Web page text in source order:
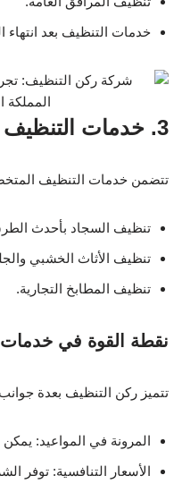
خدمات التنظيف بعد انتهاء
3. خدمات التنظيف المتخصص
تتضمن خدمات التنظيف
تنظيف السجاد بأحدث
تنظيف الأثاث الخشبي
تنظيف المطابخ التجارية.
نقطة القوة في
تتميز ركن التنظيف بعدة
المرونة في المواعيد: يمكن
الأسعار التنافسية: توفر